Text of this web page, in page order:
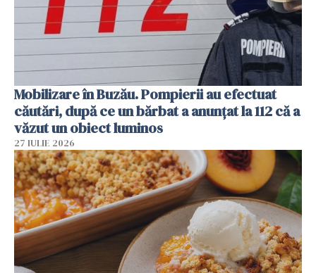
Mobilizare în Buzău. Pompierii au efectuat
căutări, după ce un bărbat a anunțat la 112 că a
văzut un obiect luminos
27 IULIE 2026